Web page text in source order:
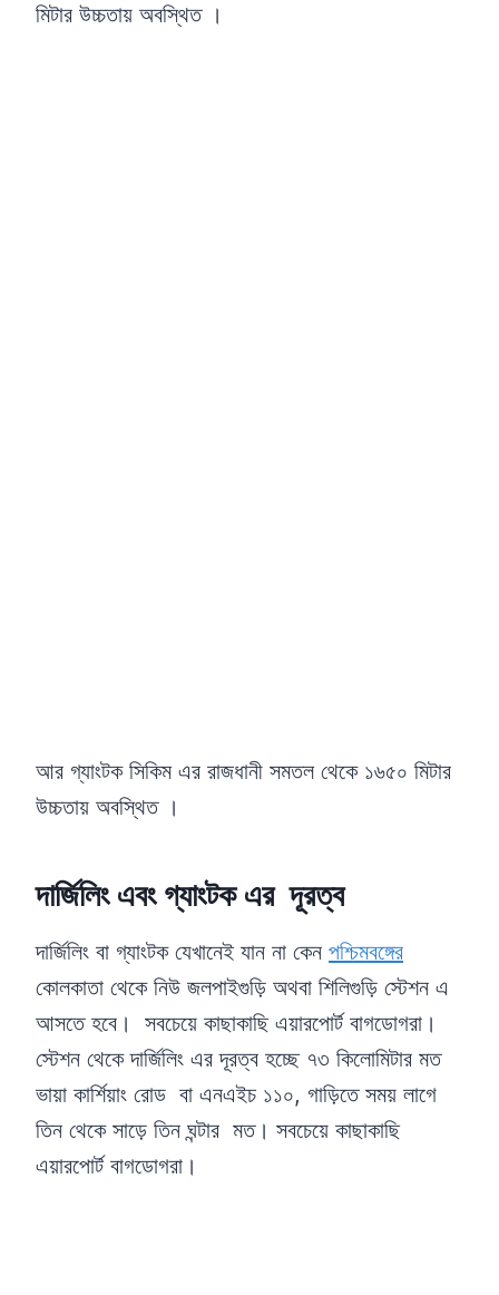
মিটার উচ্চতায় অবস্থিত ।
আর গ্যাংটক সিকিম এর রাজধানী সমতল থেকে ১৬৫০ মিটার
উচ্চতায় অবস্থিত ।
দার্জিলিং এবং গ্যাংটক এর দূরত্ব
দার্জিলিং বা গ্যাংটক যেখানেই যান না কেন পশ্চিমবঙ্গের
কোলকাতা থেকে নিউ জলপাইগুড়ি অথবা শিলিগুড়ি স্টেশন এ
আসতে হবে। সবচেয়ে কাছাকাছি এয়ারপোর্ট বাগডোগরা।
স্টেশন থেকে দার্জিলিং এর দূরত্ব হচ্ছে ৭৩ কিলোমিটার মত
ভায়া কার্শিয়াং রোড বা এনএইচ ১১০, গাড়িতে সময় লাগে
তিন থেকে সাড়ে তিন ঘন্টার মত। সবচেয়ে কাছাকাছি
এয়ারপোর্ট বাগডোগরা।